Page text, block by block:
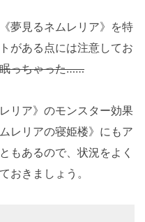
夢見るネムレリア》を特
がある点には注意してお
っちゃった……
リア》のモンスター効果
レリアの寝姫楼》にもア
もあるので、状況をよく
おきましょう。